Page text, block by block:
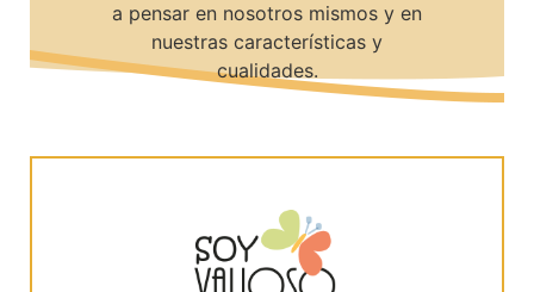
a pensar en nosotros mismos y en
nuestras características y
cualidades.